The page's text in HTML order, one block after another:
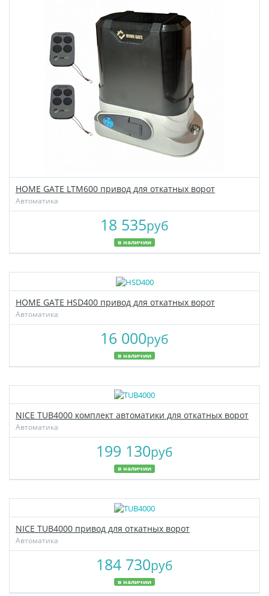
HOME GATE LTM600 привод для откатных ворот
Автоматика
18 535руб
в наличии
HOME GATE HSD400 привод для откатных ворот
Автоматика
16 000руб
в наличии
NICE TUB4000 комплект автоматики для откатных ворот
Автоматика
199 130руб
в наличии
NICE TUB4000 привод для откатных ворот
Автоматика
184 730руб
в наличии